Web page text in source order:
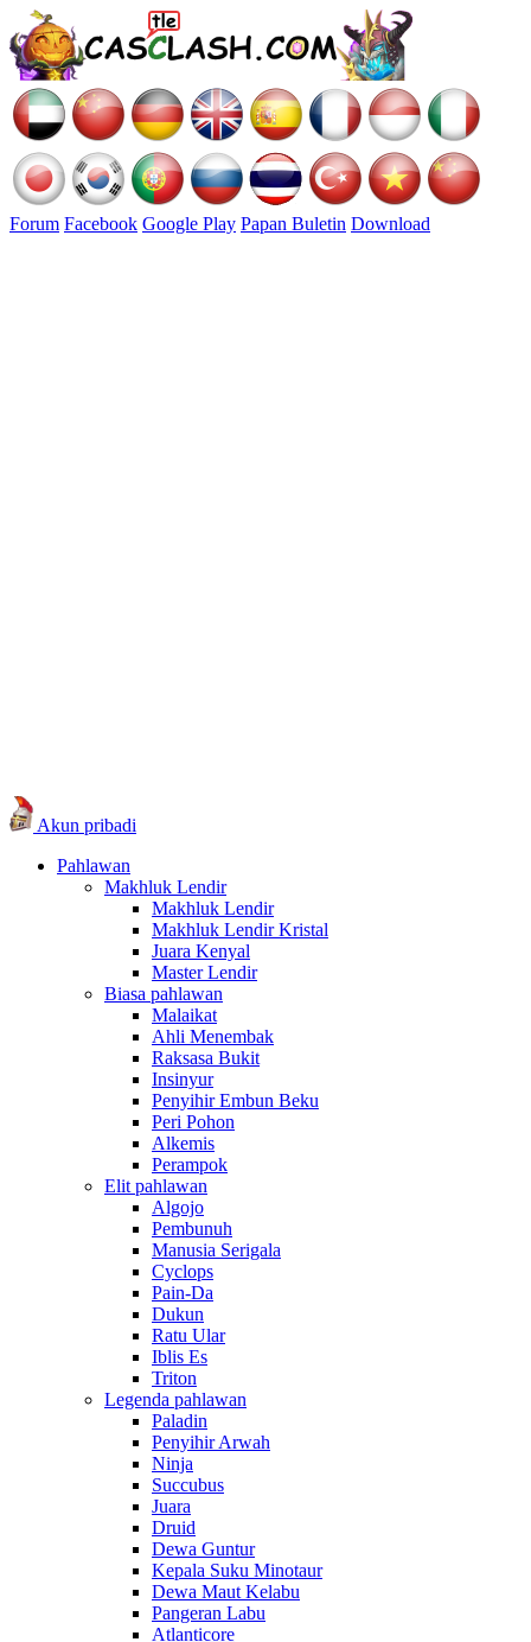
Forum Facebook Google Play Papan Buletin Download
Akun pribadi
Pahlawan
Makhluk Lendir
Makhluk Lendir
Makhluk Lendir Kristal
Juara Kenyal
Master Lendir
Biasa pahlawan
Malaikat
Ahli Menembak
Raksasa Bukit
Insinyur
Penyihir Embun Beku
Peri Pohon
Alkemis
Perampok
Elit pahlawan
Algojo
Pembunuh
Manusia Serigala
Cyclops
Pain-Da
Dukun
Ratu Ular
Iblis Es
Triton
Legenda pahlawan
Paladin
Penyihir Arwah
Ninja
Succubus
Juara
Druid
Dewa Guntur
Kepala Suku Minotaur
Dewa Maut Kelabu
Pangeran Labu
Atlanticore